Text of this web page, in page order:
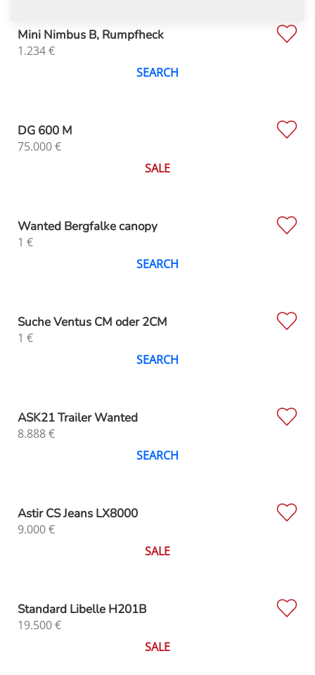
Mini Nimbus B, Rumpfheck
1.234€
SEARCH
DG 600 M
75.000€
SALE
Wanted Bergfalke canopy
1 €
SEARCH
Suche Ventus CM oder 2CM
1 €
SEARCH
ASK21 Trailer Wanted
8.888€
SEARCH
Astir CS Jeans LX8000
9.000€
SALE
Standard Libelle H201B
19.500€
SALE